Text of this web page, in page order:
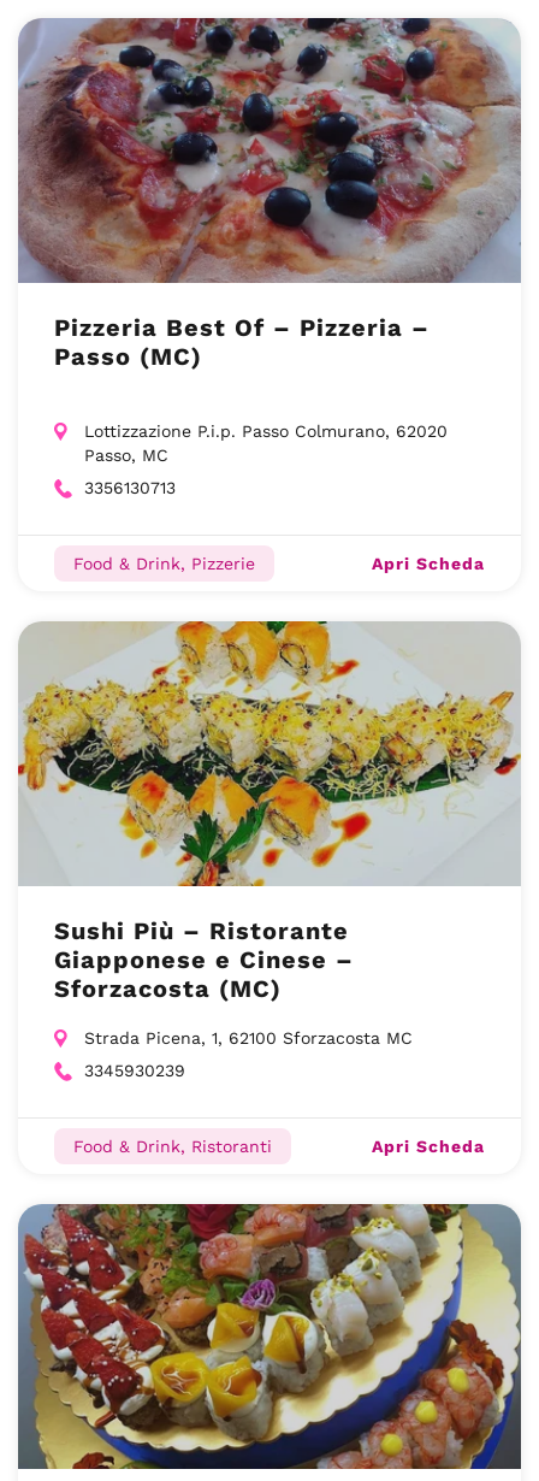
Pizzeria Best Of – Pizzeria –
Passo (MC)
Lottizzazione P.i.p. Passo Colmurano, 62020
Passo, MC
3356130713
Food & Drink, Pizzerie Apri Scheda
Sushi Più – Ristorante
Giapponese e Cinese –
Sforzacosta (MC)
Strada Picena, 1, 62100 Sforzacosta MC
3345930239
Food & Drink, Ristoranti Apri Scheda